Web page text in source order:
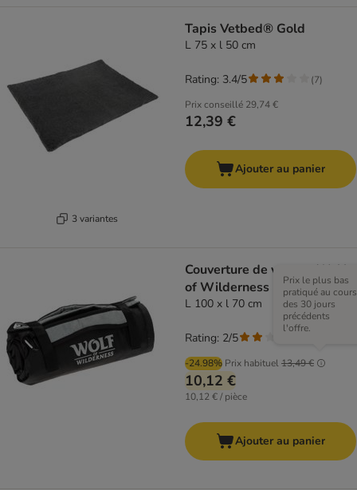
3 variantes
Tapis Vetbed® Gold
L 75 x l 50 cm
Prix conseillé 29,74 €
12,39 €
Rating: 3.4/5 (7)
Ajouter au panier
Couverture de voyage Wolf
of Wilderness
L 100 x l 70 cm
-24.98% Prix habituel13,49 €
Prix le plus bas
pratiqué au cours
des 30 jours
précédents
l'offre.
10,12 €
10,12 € / pièce
Rating: 2/5
Ajouter au panier